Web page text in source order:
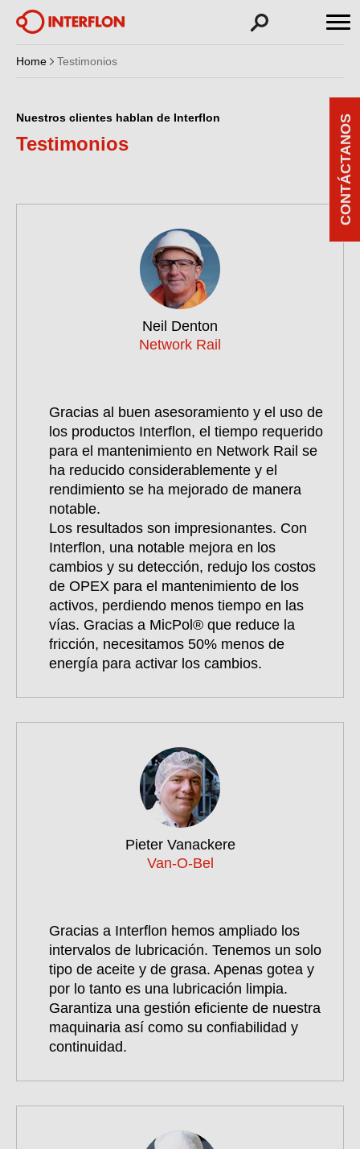
Home Testimonios
Nuestros clientes hablan de Interflon
Testimonios
Neil Denton
Network Rail
Gracias al buen asesoramiento y el uso de
los productos Interflon, el tiempo requerido
para el mantenimiento en Network Rail se
ha reducido considerablemente y el
rendimiento se ha mejorado de manera
notable.
Los resultados son impresionantes. Con
Interflon, una notable mejora en los
cambios y su detección, redujo los costos
de OPEX para el mantenimiento de los
activos, perdiendo menos tiempo en las
vías. Gracias a MicPol® que reduce la
fricción, necesitamos 50% menos de
energía para activar los cambios.
Pieter Vanackere
Van-O-Bel
Gracias a Interflon hemos ampliado los
intervalos de lubricación. Tenemos un solo
tipo de aceite y de grasa. Apenas gotea y
por lo tanto es una lubricación limpia.
Garantiza una gestión eficiente de nuestra
maquinaria así como su confiabilidad y
continuidad.
CONTÁCTANOS